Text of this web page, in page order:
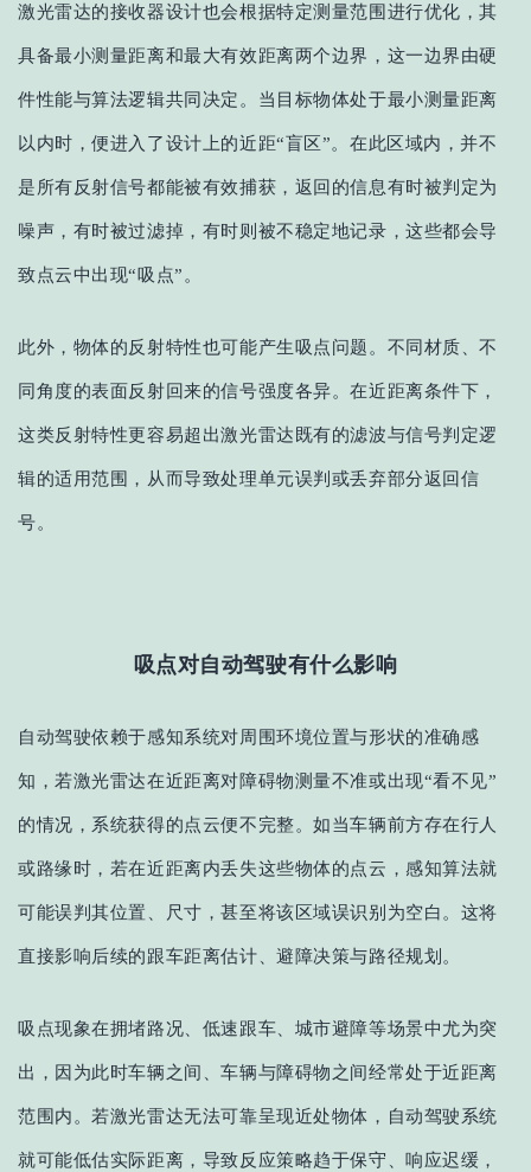
激光雷达的接收器设计也会根据特定测量范围进行优化，其
具备最小测量距离和最大有效距离两个边界，这一边界由硬
件性能与算法逻辑共同决定。当目标物体处于最小测量距离
以内时，便进入了设计上的近距“盲区”。在此区域内，并不
是所有反射信号都能被有效捕获 ， 返回的信息有时被判定为
噪声，有时被过滤掉，有时则被不稳定地记录，这些都会导
致点云中出现“吸点”。
此外，物体的反射特性也可能产生吸点问题。不同材质、不
同角度的表面反射回来的信号强度各异。在近距离条件下，
这类反射特性更容易超出激光雷达既有的滤波与信号判定逻
辑的适用范围，从而导致处理单元误判或丢弃部分返回信
号。
吸点对自动驾驶有什么影响
自动驾驶依赖于感知系统对周围环境位置与形状的准确感
知 ，若激光雷达在近距离对障碍物测量不准或出现“看不见”
的情况，系统获得的点云便不完整。如当车辆前方存在行人
或路缘时，若在近距离内丢失这些物体的点云，感知算法就
可能误判其位置、尺寸，甚至将该区域误识别为空白。这将
直接影响后续的跟车距离估计、避障决策与路径规划。
吸点现象在拥堵路况、低速跟车、城市避障等场景中尤为突
出，因为此时车辆之间、车辆与障碍物之间经常处于近距离
范围内。若激光雷达无法可靠呈现近处物体，自动驾驶系统
就可能低估实际距离，导致反应策略趋于保守、响应迟缓，